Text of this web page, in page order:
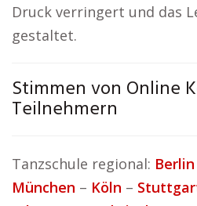
Druck verringert und das
gestaltet.
Stimmen von Online
Teilnehmern
Tanzschule regional: Berlin
München – Köln –